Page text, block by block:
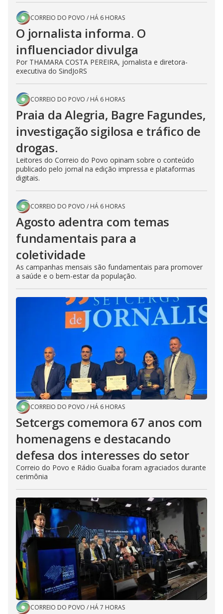
CORREIO DO POVO / HÁ 6 HORAS
O jornalista informa. O
influenciador divulga
Por THAMARA COSTA PEREIRA, jornalista e diretora-
executiva do SindJoRS
CORREIO DO POVO / HÁ 6 HORAS
Praia da Alegria, Bagre Fagundes,
investigação sigilosa e tráfico de
drogas.
Leitores do Correio do Povo opinam sobre o conteúdo
publicado pelo jornal na edição impressa e plataformas
digitais.
CORREIO DO POVO / HÁ 6 HORAS
Agosto adentra com temas
fundamentais para a
coletividade
As campanhas mensais são fundamentais para promover
a saúde e o bem-estar da população.
CORREIO DO POVO / HÁ 6 HORAS
Setcergs comemora 67 anos com
homenagens e destacando
defesa dos interesses do setor
Correio do Povo e Rádio Guaíba foram agraciados durante
cerimônia
CORREIO DO POVO / HÁ 7 HORAS